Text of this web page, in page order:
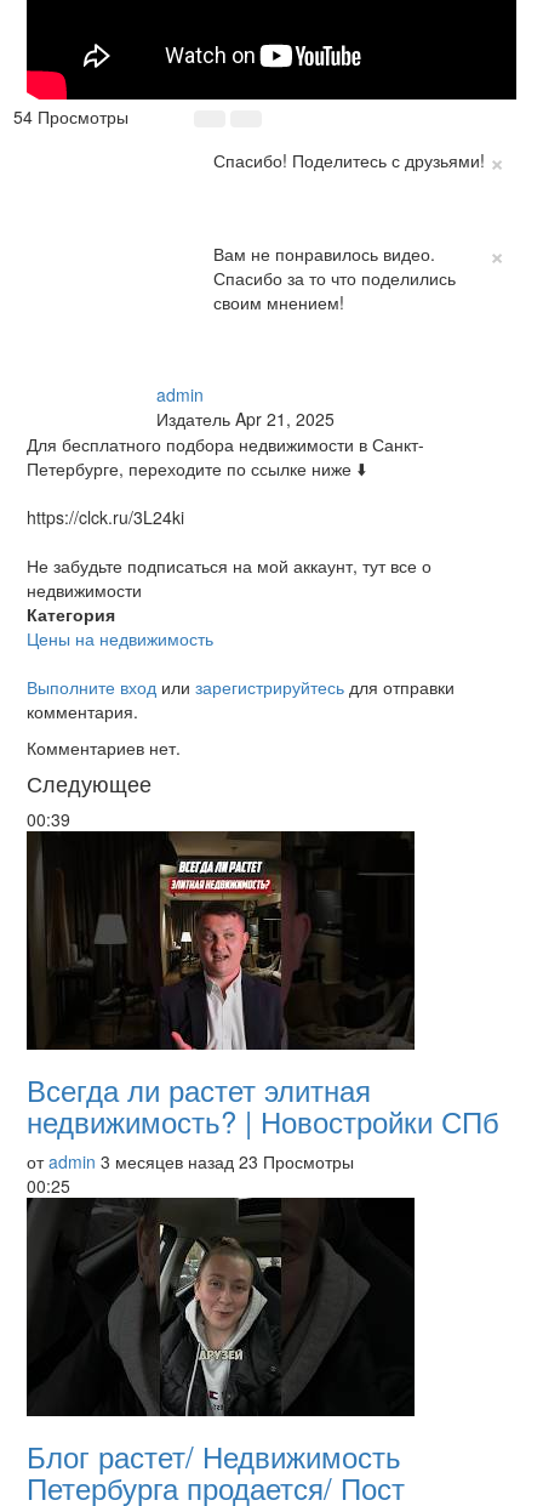
54 Просмотры
×
Спасибо! Поделитесь с друзьями!
×
Вам не понравилось видео.
Спасибо за то что поделились
своим мнением!
admin
Издатель Apr 21, 2025
Для бесплатного подбора недвижимости в Санкт-
Петербурге, переходите по ссылке ниже ⬇️
https://clck.ru/3L24ki
Не забудьте подписаться на мой аккаунт, тут все о
недвижимости
Категория
Цены на недвижимость
Выполните вход или зарегистрируйтесь для отправки
комментария.
Комментариев нет.
Следующее
00:39
Всегда ли растет элитная
недвижимость? | Новостройки СПб
отadmin 3 месяцев назад 23 Просмотры
00:25
Блог растет/ Недвижимость
Петербурга продается/ Пост